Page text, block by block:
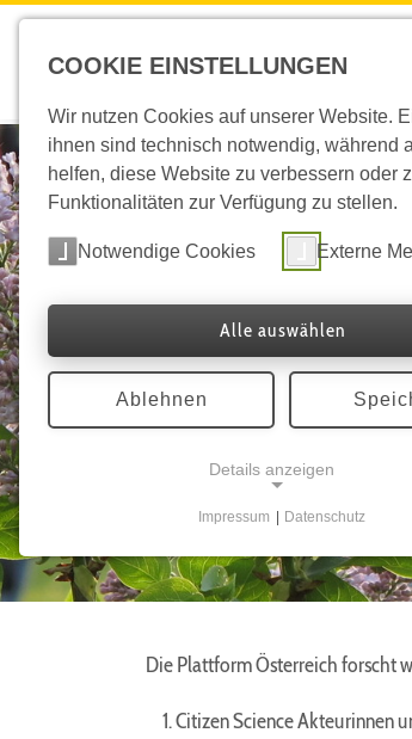
Die Plattform Österreich forscht
Citizen Science Akteurinnen
COOKIE EINSTELLUNGEN
Wir nutzen Cookies auf unserer Website.
ihnen sind technisch notwendig, während
helfen, diese Website zu verbessern oder
Funktionalitäten zur Verfügung zu stellen.
Notwendige Cookies Externe
Alle auswählen
Ablehnen
Details anzeigen
Notwendige Cookies ermöglichen
Funktionen und sind für die
Impressum Datenschutz